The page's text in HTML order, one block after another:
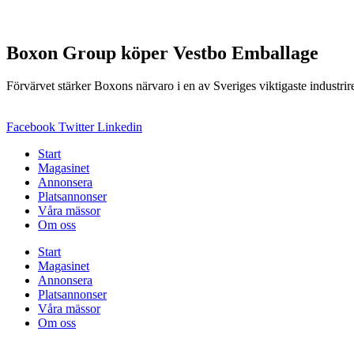
Boxon Group köper Vestbo Emballage
Förvärvet stärker Boxons närvaro i en av Sveriges viktigaste
Facebook Twitter Linkedin
Start
Magasinet
Annonsera
Platsannonser
Våra mässor
Om oss
Start
Magasinet
Annonsera
Platsannonser
Våra mässor
Om oss